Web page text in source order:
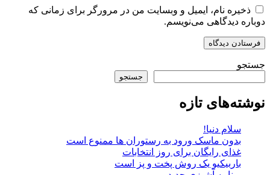
ذخیره نام، ایمیل و وبسایت من در مرورگر برای زمانی که
دوباره دیدگاهی می‌نویسم.
جستجو
جستجو
نوشته‌های تازه
سلام دنیا!
بدون ماسک ورود به رستوران ها ممنوع است
غذای رایگان برای روز انتخابات
باربیکیو یک روش پخت و پز است